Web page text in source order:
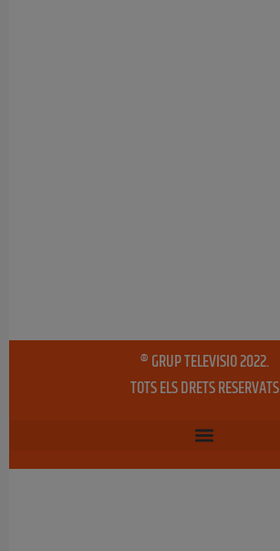
® GRUP TELEVISIO 2022.
TOTS ELS DRETS RESERVATS